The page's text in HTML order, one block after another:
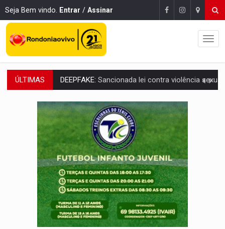
Seja Bem vindo. Entrar / Assinar
ÚLTIMAS COLEGIADO:Brasil e Rússia discutem energia nuclear, defesa e
URGENTE:Colisão entre caminhão e carro deixa quatro mortos e um em
ENCONTRO:Amazônia Negra ganha projeção nacional com participação de
PREVISÃO:Porto Velho tem chances de chuvas isoladas nesta
SINDICATOS UNIDOS:Assembleia Geral delibera greve da educação
PROCESSO SELETIVO:Rondoniaovivo abre oficina de Comunicação com
AGOSTO LILÁS:MPRO lança de portal e promove reflexão sobre trajetória da
REGULARIZAÇÃO:Refis 2026 segue até o fim do ano para